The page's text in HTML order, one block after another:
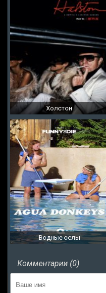
Холстон
Водные ослы
Комментарии (0)